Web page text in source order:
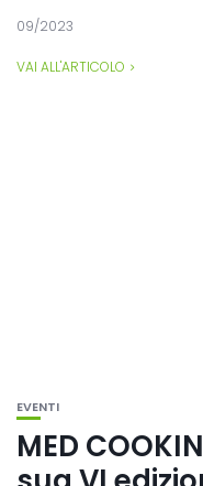
09/2023
VAI ALL'ARTICOLO
EVENTI
MED